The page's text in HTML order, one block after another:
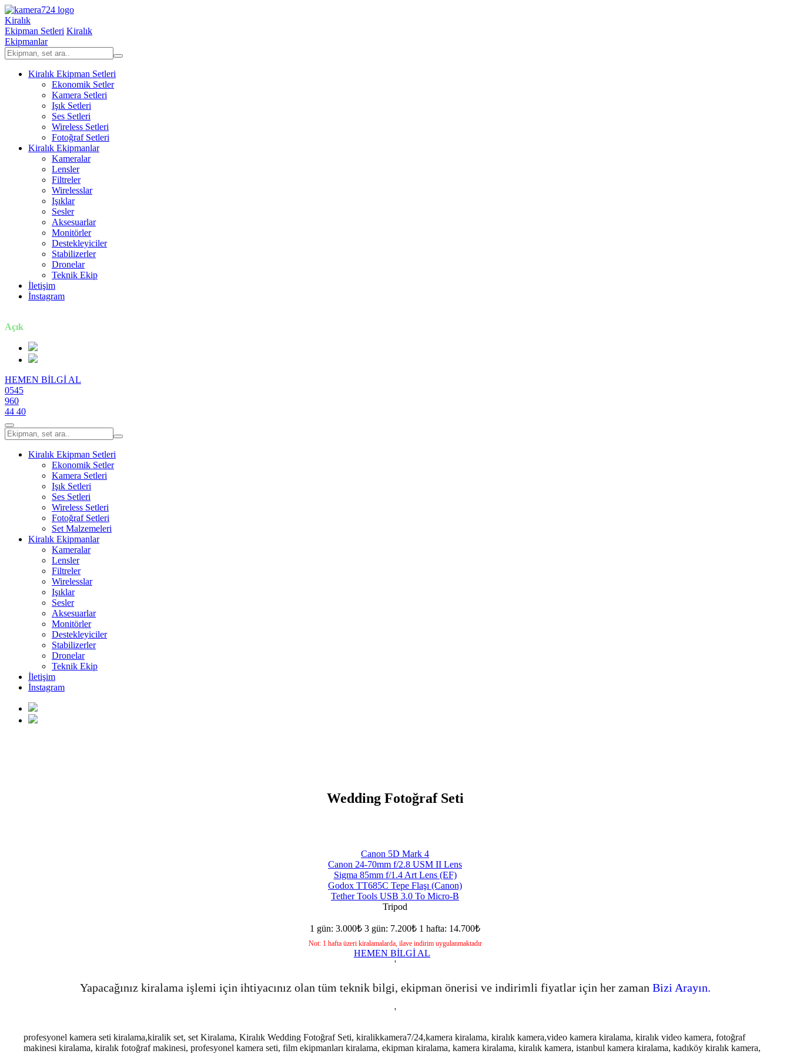
Kiralık
Ekipman Setleri Kiralık
Ekipmanlar
Kiralık Ekipman Setleri
Ekonomik Setler
Kamera Setleri
Işık Setleri
Ses Setleri
Wireless Setleri
Fotoğraf Setleri
Kiralık Ekipmanlar
Kameralar
Lensler
Filtreler
Wirelesslar
Işıklar
Sesler
Aksesuarlar
Monitörler
Destekleyiciler
Stabilizerler
Dronelar
Teknik Ekip
İletişim
İnstagram
Açık
HEMEN BİLGİ AL
0545
960
44 40
Kiralık Ekipman Setleri
Ekonomik Setler
Kamera Setleri
Işık Setleri
Ses Setleri
Wireless Setleri
Fotoğraf Setleri
Set Malzemeleri
Kiralık Ekipmanlar
Kameralar
Lensler
Filtreler
Wirelesslar
Işıklar
Sesler
Aksesuarlar
Monitörler
Destekleyiciler
Stabilizerler
Dronelar
Teknik Ekip
İletişim
İnstagram
Wedding Fotoğraf Seti
Canon 5D Mark 4
Canon 24-70mm f/2.8 USM II Lens
Sigma 85mm f/1.4 Art Lens (EF)
Godox TT685C Tepe Flaşı (Canon)
Tether Tools USB 3.0 To Micro-B
Tripod
1 gün: 3.000₺ 3 gün: 7.200₺ 1 hafta: 14.700₺
Not: 1 hafta üzeri kiralamalarda, ilave indirim uygulanmaktadır
HEMEN BİLGİ AL
'
Yapacağınız kiralama işlemi için ihtiyacınız olan tüm teknik bilgi, ekipman önerisi ve indirimli fiyatlar için her zaman Bizi Arayın.
'
profesyonel kamera seti kiralama,kiralik set, set Kiralama, Kiralık Wedding Fotoğraf Seti, kiralikkamera7/24,kamera kiralama, kiralık kamera,video kamera kiralama, kiralık video kamera, fotoğraf
makinesi kiralama, kiralık fotoğraf makinesi, profesyonel kamera seti, film ekipmanları kiralama, ekipman kiralama, kamera kiralama, kiralık kamera, istanbul kamera kiralama, kadıköy kiralık kamera,